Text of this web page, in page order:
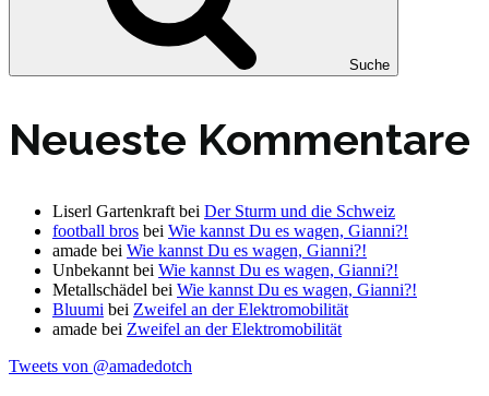
Suche
Neueste Kommentare
Liserl Gartenkraft bei Der Sturm und die Schweiz
football bros bei Wie kannst Du es wagen, Gianni?!
amade bei Wie kannst Du es wagen, Gianni?!
Unbekannt bei Wie kannst Du es wagen, Gianni?!
Metallschädel bei Wie kannst Du es wagen, Gianni?!
Bluumi bei Zweifel an der Elektromobilität
amade bei Zweifel an der Elektromobilität
Tweets von @amadedotch